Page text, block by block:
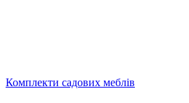
Комплекти садових меблів